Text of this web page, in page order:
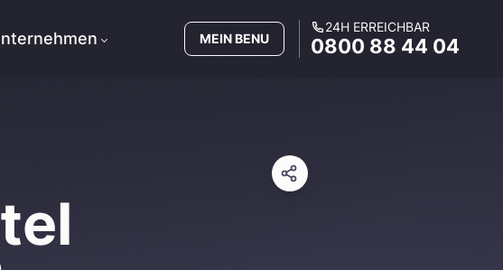
MEIN BENU
24H ERREICHBAR
0800 88 44 04